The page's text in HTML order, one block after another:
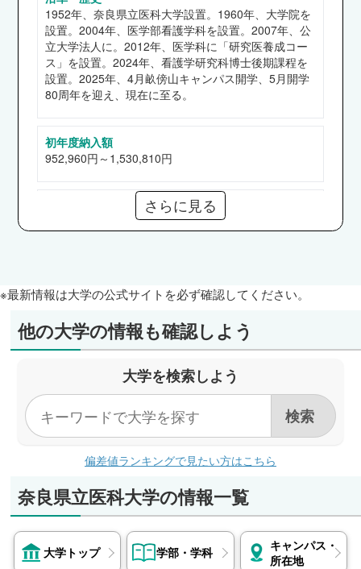
奈良県立医科大学附属病院、大阪公立大学医学部
附属病院、関西医科大学附属病院、東京慈恵会医
科大学附属病院、市職員（大和郡山市）、奈良県
総合医療センター、近畿大学奈良病院、天理よろ
づ相談所病院、土庫病院、大阪大学医学部附属病
1952年、奈良県立医科大学設置。1960年、大学院を
設置。2004年、医学部看護学科を設置。2007年、公
立大学法人に。2012年、医学科に「研究医養成コー
ス」を設置。2024年、看護学研究科博士後期課程を
設置。2025年、4月畝傍山キャンパス開学、5月開学
80周年を迎え、現在に至る。
初年度納入額
952,960円～1,530,810円
【給付】高等教育の修学支援新制度
通信教育部
なし
短期大学部
さらに見る
※最新情報は大学の公式サイトを必ず確認してください。
他の大学の情報も確認しよう
大学を検索しよう
偏差値ランキングで見たい方はこちら
奈良県立医科大学の情報一覧
大学トップ 学部・学科
キャンパス・
所在地